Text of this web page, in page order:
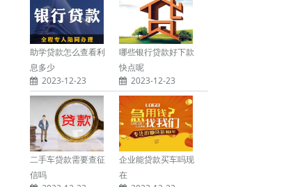
助学贷款怎么查看利
息多少
2023-12-23
哪些银行贷款好下款
快点呢
2023-12-23
二手车贷款需要查征
信吗
企业能贷款买车吗现
在